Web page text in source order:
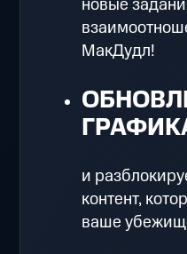
МакДудл!
и
контент,
ваше